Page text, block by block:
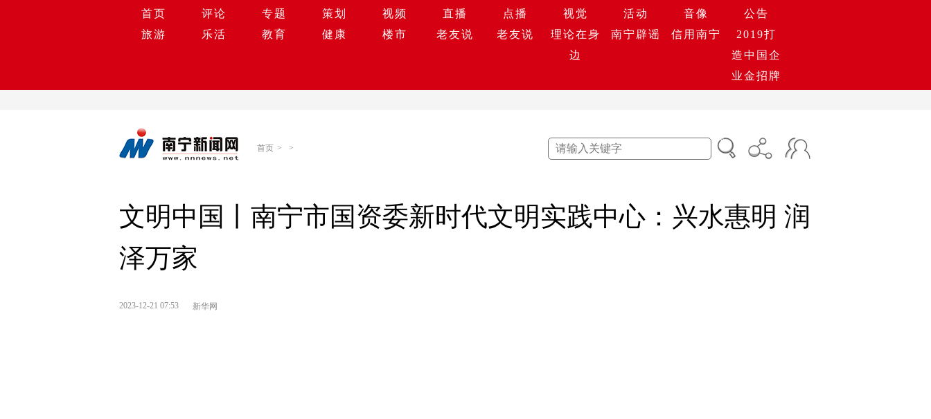
首页 评论 专题 策划 视频 直播 点播 视觉 活动 音像
公告
旅游
乐活 教育 健康 楼市 老友说 老友说
理论在身
边
南宁辟谣 信用南宁
2019打
造中国企
业金招牌
首页 > >
文明中国丨南宁市国资委新时代文明实践中心：兴水惠明 润
泽万家
2023-12-21 07:53 新华网